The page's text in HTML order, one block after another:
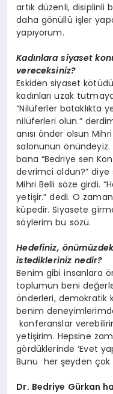
artık düzenli, disiplinli
daha gönüllü işler
yapıyorum.
Kadınlara siyaset
vereceksiniz?
Eskiden siyaset
kadınları uzak
“Nilüferler bataklıkta
nilüferleri olun.”
anısı önder olsun
salonunun
bana “Bedriye sen
devrimci oldun?”
Mihri Belli söze girdi.
yetişir.” dedi. O
küpedir. Siyasete
söylerim bu sözü.
Hedefiniz,
istedikleriniz nedir?
Benim gibi insanlara
toplumun beni
önderleri, demokratik
benim
konferanslar
yetişirim. Hepsine
gördüklerinde ‘Evet
Bunu her şeyden çok
Dr. Bedriye Gürkan